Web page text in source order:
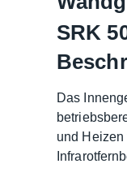
SRK
Das
und Heizen